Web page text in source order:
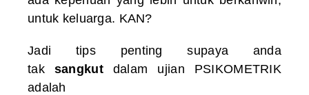
untuk keluarga. KAN?
Jadi tips penting supaya anda
tak sangkut dalam ujian PSIKOMETRIK
adalah